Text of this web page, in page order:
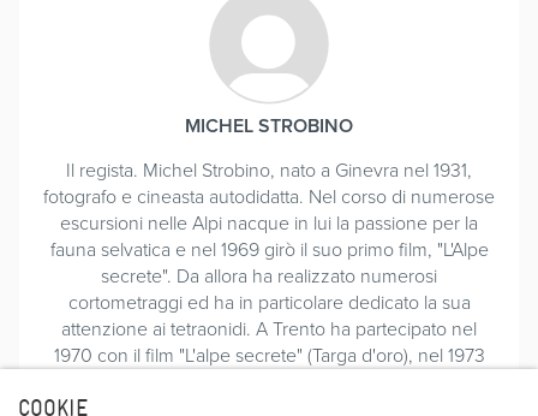
COOKIE
MICHEL STROBINO
Il regista. Michel Strobino, nato a Ginevra nel 1931,
fotografo e cineasta autodidatta. Nel corso di numerose
escursioni nelle Alpi nacque in lui la passione per la
fauna selvatica e nel 1969 girò il suo primo film, "L'Alpe
secrete". Da allora ha realizzato numerosi
cortometraggi ed ha in particolare dedicato la sua
attenzione ai tetraonidi. A Trento ha partecipato nel
1970 con il film "L'alpe secrete" (Targa d'oro), nel 1973
noces de glace" (Premio U.I.A.A.), nel 1984 con "Le